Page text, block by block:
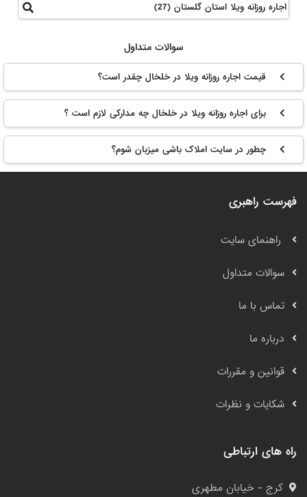
اجاره روزانه ویلا استان گلستان (27)
سوالات متداول
قیمت اجاره روزانه ویلا در خلخال چقدر است؟
برای اجاره روزانه ویلا در خلخال چه مدارکی لازم است ؟
چطور در سایت املاک باشی میزبان شوم؟
فهرست راهبری
راهنمای سایت
سوالات متداول
تماس با ما
درباره ما
قوانین و مقررات
شکایات و نظرات
راه های ارتباطی
کرج - خیابان مطهری